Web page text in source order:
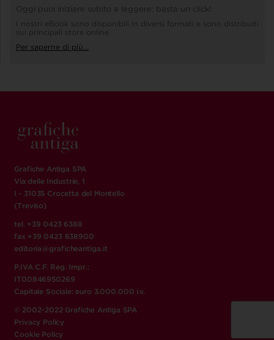
Oggi puoi iniziare subito a leggere: basta un click!
I nostri eBook sono disponibili in diversi formati e sono distribuiti
sui principali store online
Per saperne di più...
Grafiche Antiga SPA
Via delle Industrie, 1
I - 31035 Crocetta del Montello
(Treviso)
tel. +39 0423 6388
fax +39 0423 638900
editoria@graficheantiga.it
P.IVA C.F. Reg. Impr.:
IT00846950269
Capitale Sociale: euro 3.000.000 i.v.
© 2002-2022 Grafiche Antiga SPA
Privacy Policy
Cookie Policy